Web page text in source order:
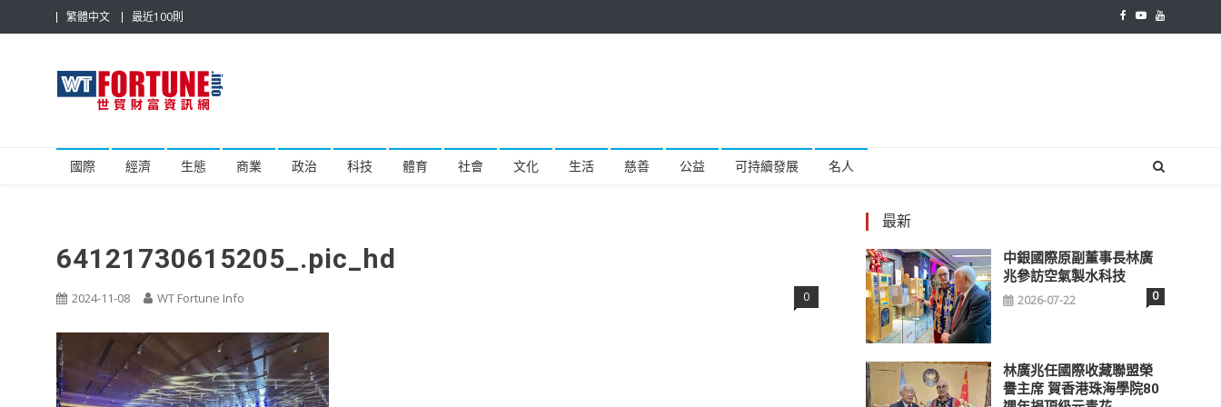
to
繁體中文 最近100則
國際 經濟 生態 商業 政治 科技 體育 社會 文化 生活 慈善 公益 可持續發展 名人
64121730615205_.pic_hd
2024-11-08 WT Fortune Info 0
最新
中銀國際原副董事長林廣
兆參訪空氣製水科技
2026-07-22 0
林廣兆任國際收藏聯盟榮
譽主席 賀香港珠海學院80